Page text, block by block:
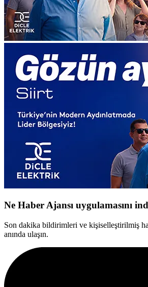
Ne Haber Ajansı uygulamasını
Son dakika bildirimleri ve kişiselleştirilmiş
anında ulaşın.